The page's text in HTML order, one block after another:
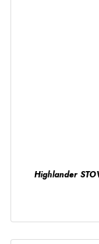
Highlander